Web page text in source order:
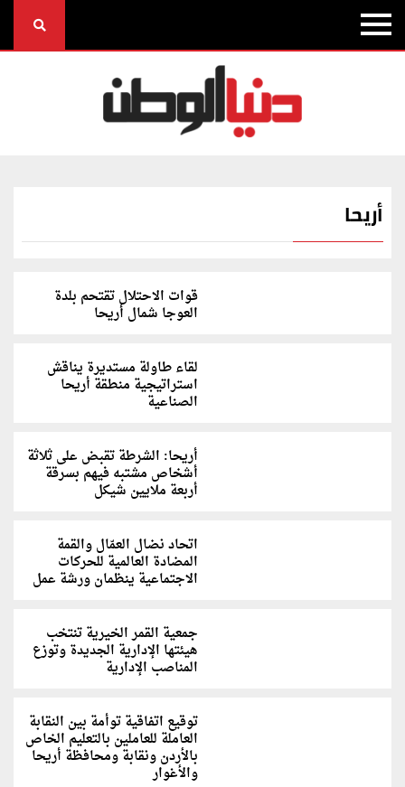
أريحا
قوات الاحتلال تقتحم بلدة
العوجا شمال أريحا
لقاء طاولة مستديرة يناقش
استراتيجية منطقة أريحا
الصناعية
أريحا: الشرطة تقبض على ثلاثة
أشخاص مشتبه فيهم بسرقة
أربعة ملايين شيكل
اتحاد نضال العمّال والقمة
المضادة العالمية للحركات
الاجتماعية ينظمان ورشة عمل
جمعية القمر الخيرية تنتخب
هيئتها الإدارية الجديدة وتوزع
المناصب الإدارية
توقيع اتفاقية توأمة بين النقابة
العاملة للعاملين بالتعليم الخاص
بالأردن ونقابة ومحافظة أريحا
والأغوار